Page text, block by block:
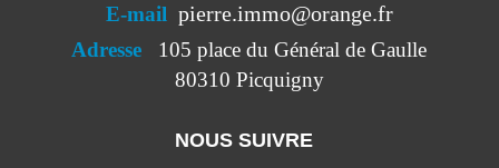
E-mail pierre.immo@orange.fr
Adresse
105 place du Général de Gaulle
80310 Picquigny
NOUS SUIVRE